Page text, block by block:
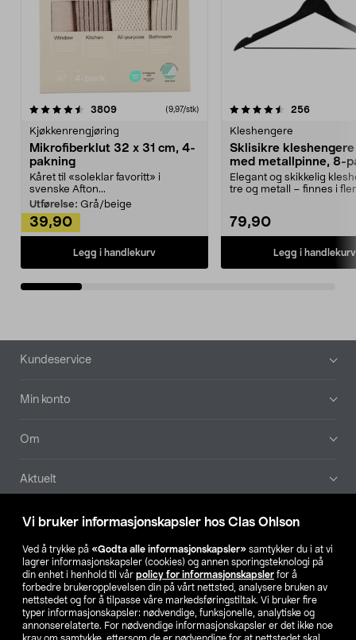
Vi bruker informasjonskapsler hos Clas Ohlson
Ved å trykke på «Godta alle informasjonskapsler» samtykker du i at vi
lagrer informasjonskapsler (cookies) og annen sporingsteknologi på
din enhet i henhold til vår policy for informasjonskapsler for å
forbedre brukeropplevelsen din på vårt nettsted, analysere bruken av
nettstedet og for å tilpasse våre markedsføringstiltak. Vi bruker fire
typer informasjonskapsler: nødvendige, funksjonelle, analytiske og
annonserelaterte. For nødvendige informasjonskapsler er det ikke noe
3809anmeldelser(9,97/stk)
Kjøkkenrengjøring
Mikrofiberklut 32 x 31 cm, 4-
pakning
Kåret til «soleklar favoritt» i
svenske Afton...
Utførelse: Grå/beige
39,90
Legg i handlekurv
4.5av 5 stjerner 256
Kleshengere
Sklisikre
med metallpinne, 8-
Elegant og skikkelig
tre og metall – finnes i
79,90
Legg i handlekurv
4.5av 5 stjerner
Bunntekst
Kundeservice
Min konto
Om
Aktuelt
Våre selskaper
Finn din butikk
SE NO FI